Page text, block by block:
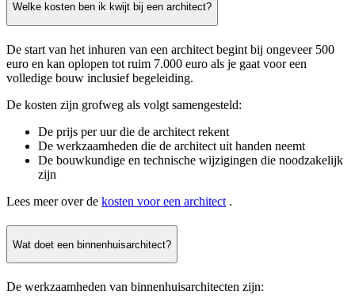
Welke kosten ben ik kwijt bij een architect?
De start van het inhuren van een architect begint bij ongeveer 500
euro en kan oplopen tot ruim 7.000 euro als je gaat voor een
volledige bouw inclusief begeleiding.
De kosten zijn grofweg als volgt samengesteld:
De prijs per uur die de architect rekent
De werkzaamheden die de architect uit handen neemt
De bouwkundige en technische wijzigingen die noodzakelijk
zijn
Lees meer over de kosten voor een architect .
Wat doet een binnenhuisarchitect?
De werkzaamheden van binnenhuisarchitecten zijn: